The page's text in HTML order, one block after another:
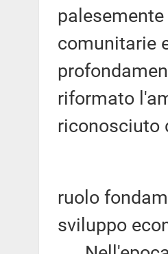
comunitarie
riformato
riconosciuto
ruolo
sviluppo